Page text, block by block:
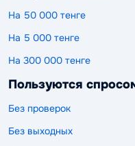
На 50 000 тенге
На 5 000 тенге
На 300 000 тенге
Пользуются
Без проверок
Без выходных